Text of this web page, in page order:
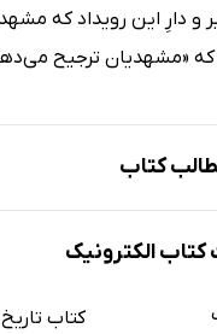
و دارِ این رویداد که
که «مشهدیان ترجیح
کتاب
الکترونیک
کتاب